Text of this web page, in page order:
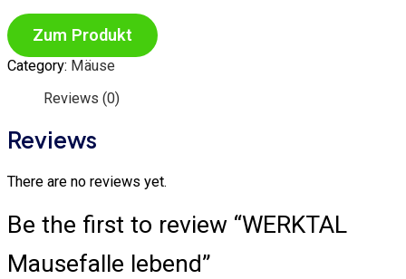
Zum Produkt
Category: Mäuse
Reviews (0)
Reviews
There are no reviews yet.
Be the first to review “WERKTAL
Mausefalle lebend”